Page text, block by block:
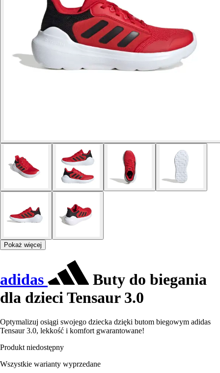
Pokaż więcej
adidas
Buty do biegania
dla dzieci Tensaur 3.0
Optymalizuj osiągi swojego dziecka dzięki butom biegowym adidas
Tensaur 3.0, lekkość i komfort gwarantowane!
Produkt niedostępny
Wszystkie warianty wyprzedane